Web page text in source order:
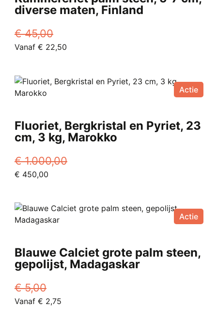
kan
worden
op
diverse maten, Finland
€45,00
Oorspronkelijke
€ 45,00.
Vanaf € 22,50
Vanaf
heeft
meerdere
optie
kan
worden
op
Actie
Fluoriet, Bergkristal en Pyriet, 23
cm, 3 kg, Marokko
€1.000,00
Oorspronkelijke
€ 1.000,00.
€ 450,00
€ 450,00.
Actie
Blauwe Calciet grote palm steen,
gepolijst, Madagaskar
€5,00
Oorspronkelijke
Vanaf € 2,75